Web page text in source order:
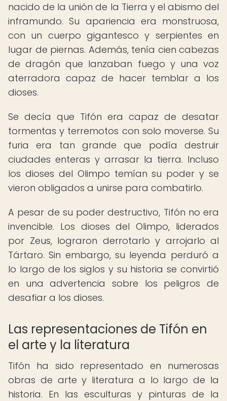
nacido de la unión de la Tierra y el abismo del
inframundo. Su apariencia era monstruosa,
con un cuerpo gigantesco y serpientes en
lugar de piernas. Además, tenía cien cabezas
de dragón que lanzaban fuego y una voz
aterradora capaz de hacer temblar a los
dioses.
Se decía que Tifón era capaz de desatar
tormentas y terremotos con solo moverse. Su
furia era tan grande que podía destruir
ciudades enteras y arrasar la tierra. Incluso
los dioses del Olimpo temían su poder y se
vieron obligados a unirse para combatirlo.
A pesar de su poder destructivo, Tifón no era
invencible. Los dioses del Olimpo, liderados
por Zeus, lograron derrotarlo y arrojarlo al
Tártaro. Sin embargo, su leyenda perduró a
lo largo de los siglos y su historia se convirtió
en una advertencia sobre los peligros de
desafiar a los dioses.
Las representaciones de Tifón en
el arte y la literatura
Tifón ha sido representado en numerosas
obras de arte y literatura a lo largo de la
historia. En las esculturas y pinturas de la